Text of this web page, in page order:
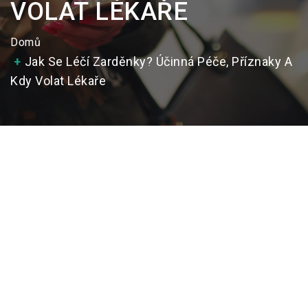
VOLAT LÉKAŘE
Domů
Jak Se Léčí Zarděnky? Účinná Péče, Příznaky A
Kdy Volat Lékaře